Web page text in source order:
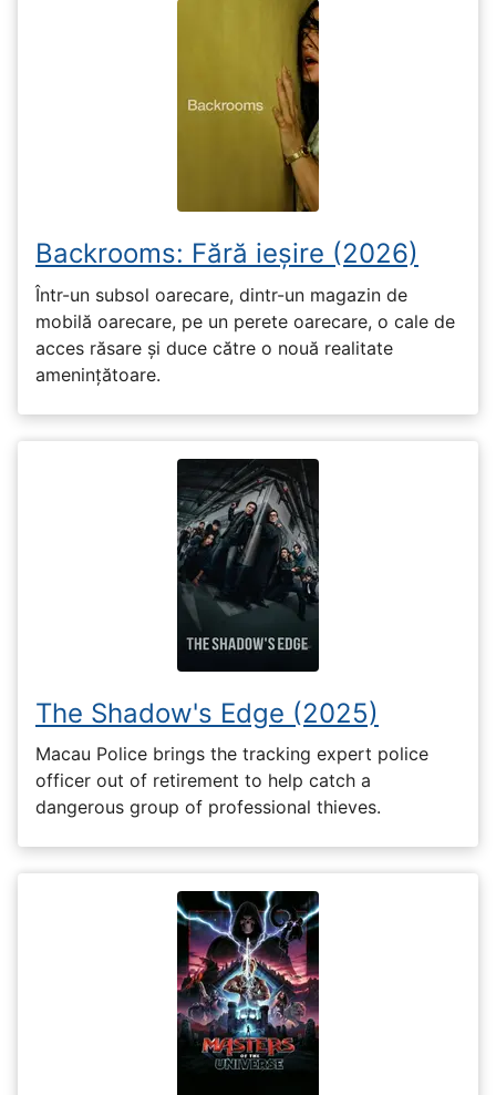
Backrooms: Fără ieșire (2026)
Într-un subsol oarecare, dintr-un magazin de
mobilă oarecare, pe un perete oarecare, o cale de
acces răsare și duce către o nouă realitate
amenințătoare.
The Shadow's Edge (2025)
Macau Police brings the tracking expert police
officer out of retirement to help catch a
dangerous group of professional thieves.